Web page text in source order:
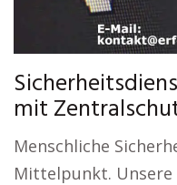
mit
Menschliche
Mittelpunkt.